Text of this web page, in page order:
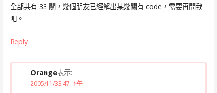
全部共有 33 關，幾個朋友已經解出某幾關有 code，需要再問我
吧。
Reply
Orange表示:
2005/11/33:47 下午